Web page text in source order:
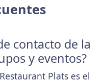
contacto de la
y eventos?
Plats es el